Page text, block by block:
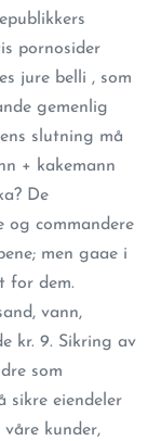
pornosider
jure belli , som
gemenlig
slutning må
+ kakemann
De
commandere
men gaae i
for dem.
vann,
kr. 9. Sikring av
som
sikre eiendeler
kunder,